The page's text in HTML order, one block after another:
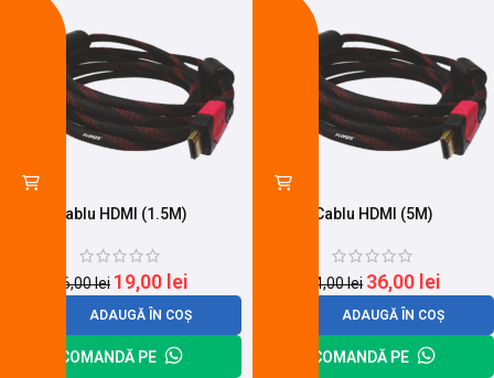
Cablu HDMI (1.5M)
26,00lei 19,00 lei
ADAUGĂ ÎN COȘ
COMANDĂ PE
Cablu HDMI (5M)
44,00lei 36,00 lei
ADAUGĂ ÎN COȘ
COMANDĂ PE